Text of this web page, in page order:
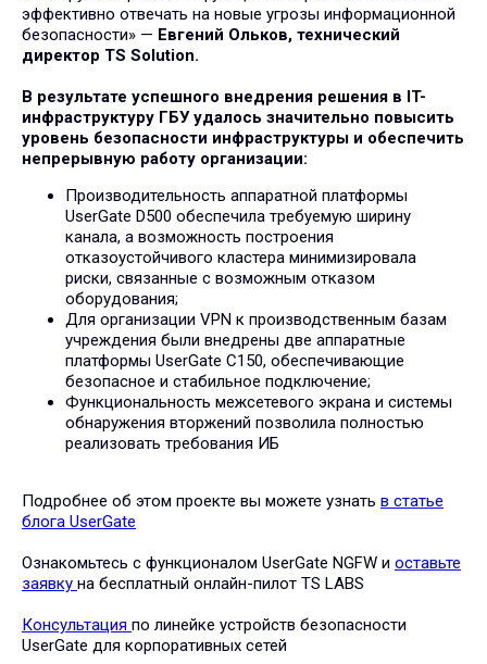
эффективно отвечать на новые угрозы информационной
безопасности» — Евгений Ольков, технический
директор TS Solution.
В результате успешного внедрения решения в IT-
инфраструктуру ГБУ удалось значительно повысить
уровень безопасности инфраструктуры и обеспечить
непрерывную работу организации:
Производительность аппаратной платформы
UserGate D500 обеспечила требуемую ширину
канала, а возможность построения
отказоустойчивого кластера минимизировала
риски, связанные с возможным отказом
оборудования;
Для организации VPN к производственным базам
учреждения были внедрены две аппаратные
платформы UserGate С150, обеспечивающие
безопасное и стабильное подключение;
Функциональность межсетевого экрана и системы
обнаружения вторжений позволила полностью
реализовать требования ИБ
Подробнее об этом проекте вы можете узнать в статье
блога UserGate
Ознакомьтесь с функционалом UserGate NGFW и оставьте
заявку на бесплатный онлайн-пилот TS LABS
Консультация по линейке устройств безопасности
UserGate для корпоративных сетей
Подпишитесь на рассылку
полезных материалов и событий.
Оставайтесь с нами на связи!
Ваша электронная почта
Я согласен получатьполезную рассылку
ОТПРАВИТЬ